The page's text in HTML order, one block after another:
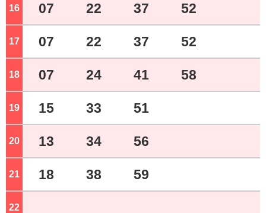
16 07 22 37 52
17 07 22 37 52
18 07 24 41 58
19 15 33 51
20 13 34 56
21 18 38 59
22